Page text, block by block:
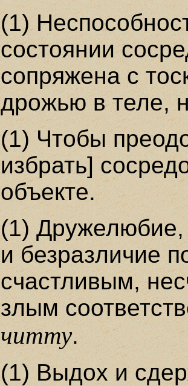
(1)
состоянии
сопряжена с
дрожью в теле,
(1) Чтобы
избрать]
объекте.
(1) Дружелюбие,
и безразличие
счастливым,
злым
читту.
(1) Выдох и